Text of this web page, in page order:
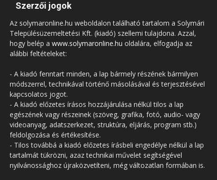
Szerzői jogok
Az solymaronline.hu weboldalon található tartalom a Solymári
Településüzemeltetési Kft. (kiadó) szellemi tulajdona. Azzal,
hogy belép a www.solymaronline.hu oldalára, elfogadja az
alábbi feltételeket:
- A kiadó fenntart minden, a lap bármely részének bármilyen
módszerrel, technikával történő másolásával és terjesztésével
kapcsolatos jogot.
- A kiadó előzetes írásos hozzájárulása nélkül tilos a lap
egészének vagy részeinek (szöveg, grafika, fotó, audio- vagy
videoanyag, adatszerkezet, struktúra, eljárás, program stb.)
feldolgozása és értékesítése.
- Tilos továbbá a kiadó előzetes írásbeli engedélye nélkül a lap
tartalmát tükrözni, azaz technikai művelet segítségével
nyilvánossághoz újraközvetíteni, még változatlan formában is.